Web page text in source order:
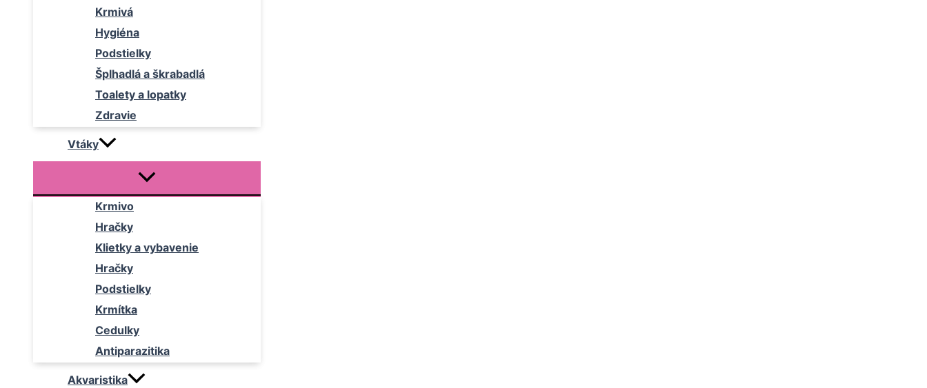
Krmivá
Hygiéna
Podstielky
Šplhadlá a škrabadlá
Toalety a lopatky
Zdravie
Vtáky
Krmivo
Hračky
Klietky a vybavenie
Hračky
Podstielky
Krmítka
Cedulky
Antiparazitika
Akvaristika